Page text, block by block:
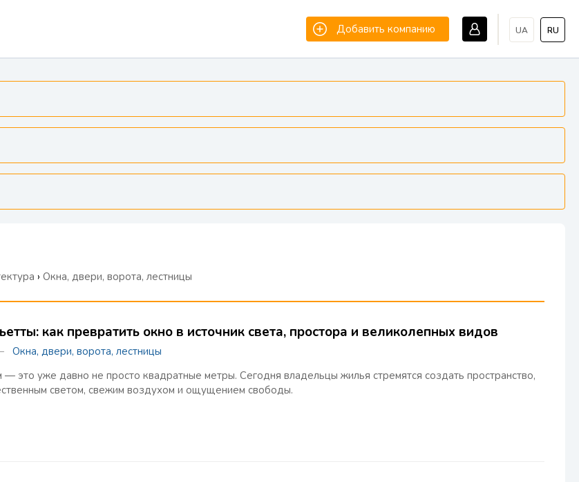
UA RU
Добавить компанию
› Окна, двери, ворота, лестницы
как превратить окно в источник света, простора и великолепных видов
Окна, двери, ворота, лестницы
это уже давно не просто квадратные метры. Сегодня владельцы жилья стремятся создать пространство,
светом, свежим воздухом и ощущением свободы.